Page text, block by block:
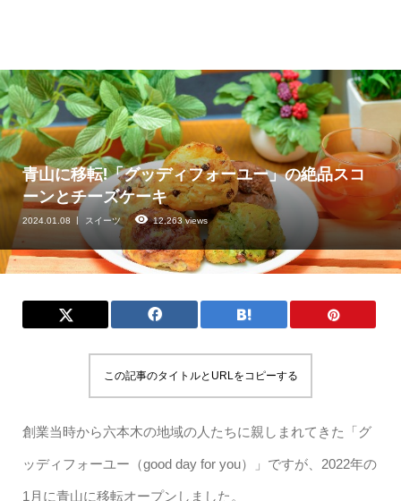
青山に移転!「グッディフォーユー」の絶品スコ
ーンとチーズケーキ
2024.01.08 スイーツ 12,263 views
この記事のタイトルとURLをコピーする
創業当時から六本木の地域の人たちに親しまれてきた「グ
ッディフォーユー（good day for you）」ですが、2022年の
1月に青山に移転オープンしました。